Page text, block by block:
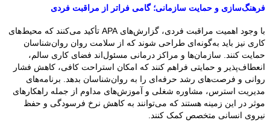
فرهنگ‌سازی و حمایت سازمانی؛ گامی فراتر از مراقبت فردی
با وجود اهمیت مراقبت فردی، گزارش‌های APA تأکید می‌کنند که محیط‌های
کاری نیز باید به‌گونه‌ای طراحی شوند که از سلامت روان روان‌شناسان
حمایت کنند. سازمان‌ها و مراکز درمانی مسئول‌اند فضای کاری سالم،
انعطاف‌پذیر و حمایتی فراهم کنند که امکان استراحت کافی، کاهش فشار
روانی و فرصت‌های رشد حرفه‌ای را به روان‌شناسان بدهد. برنامه‌های
مدیریت استرس، مشاوره شغلی و آموزش‌های مداوم از جمله راهکارهای
موثر در این زمینه هستند که می‌توانند به کاهش نرخ فرسودگی و حفظ
نیروی انسانی متخصص کمک کنند.